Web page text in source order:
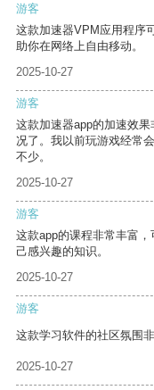
游客
这款加速器VPM应用程序
助你在网络上自由移动。
2025-10-27
游客
这款加速器app的加速效
况了。我以前玩游戏经常
不少。
2025-10-27
游客
这款app的课程非常丰富
己感兴趣的知识。
2025-10-27
游客
这款学习软件的社区氛围
2025-10-27